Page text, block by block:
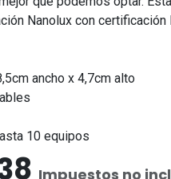
Nanolux con
ancho x 4,7cm alto
10 equipos
Impuestos no